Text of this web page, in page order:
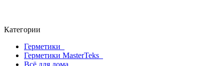
Категории
Герметики
Герметики MasterTeks